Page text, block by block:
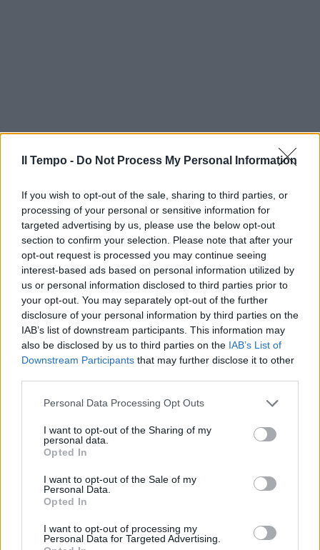
Il Tempo - Do Not Process My Personal Information
If you wish to opt-out of the sale, sharing to third parties, or
processing of your personal or sensitive information for
targeted advertising by us, please use the below opt-out
section to confirm your selection. Please note that after your
opt-out request is processed you may continue seeing
interest-based ads based on personal information utilized by
us or personal information disclosed to third parties prior to
your opt-out. You may separately opt-out of the further
disclosure of your personal information by third parties on the
IAB’s list of downstream participants. This information may
also be disclosed by us to third parties on the IAB’s List of
Downstream Participants that may further disclose it to other
Personal Data Processing Opt Outs
I want to opt-out of the Sharing of my
personal data.
Opted In
I want to opt-out of the Sale of my
Personal Data.
Opted In
I want to opt-out of processing my
Personal Data for Targeted Advertising.